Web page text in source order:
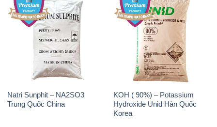
Natri Sunphit – NA2SO3
Trung Quốc China
KOH ( 90%) – Potassium
Hydroxide Unid Hàn Quốc
Korea